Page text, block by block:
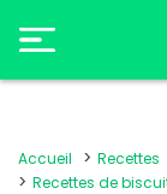
Accueil Recettes
Recettes de